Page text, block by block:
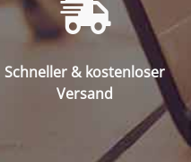
Schneller & kostenloser
Versand